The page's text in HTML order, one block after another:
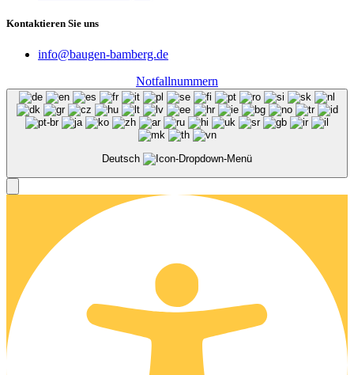
Kontaktieren Sie uns
info@baugen-bamberg.de
Notfallnummern
Deutsch